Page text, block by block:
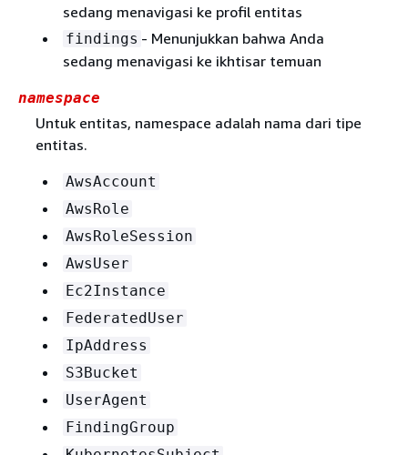
sedang menavigasi ke profil entitas
findings - Menunjukkan bahwa Anda
sedang menavigasi ke ikhtisar temuan
namespace
Untuk entitas, namespace adalah nama dari tipe
entitas.
AwsAccount
AwsRole
AwsRoleSession
AwsUser
Ec2Instance
FederatedUser
IpAddress
S3Bucket
UserAgent
FindingGroup